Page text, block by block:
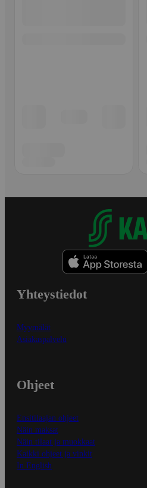
Yhteystiedot
Myymälät
Asiakaspalvelu
Ohjeet
Ensitilaajan ohjeet
Näin maksat
Näin tilaat ja muokkaat
Kaikki ohjeet ja vinkit
In English